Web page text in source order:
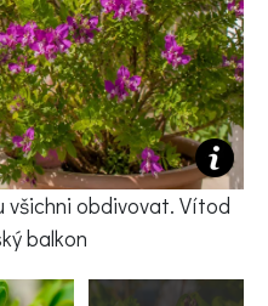
všichni obdivovat. Vítod
balkon
Přejít